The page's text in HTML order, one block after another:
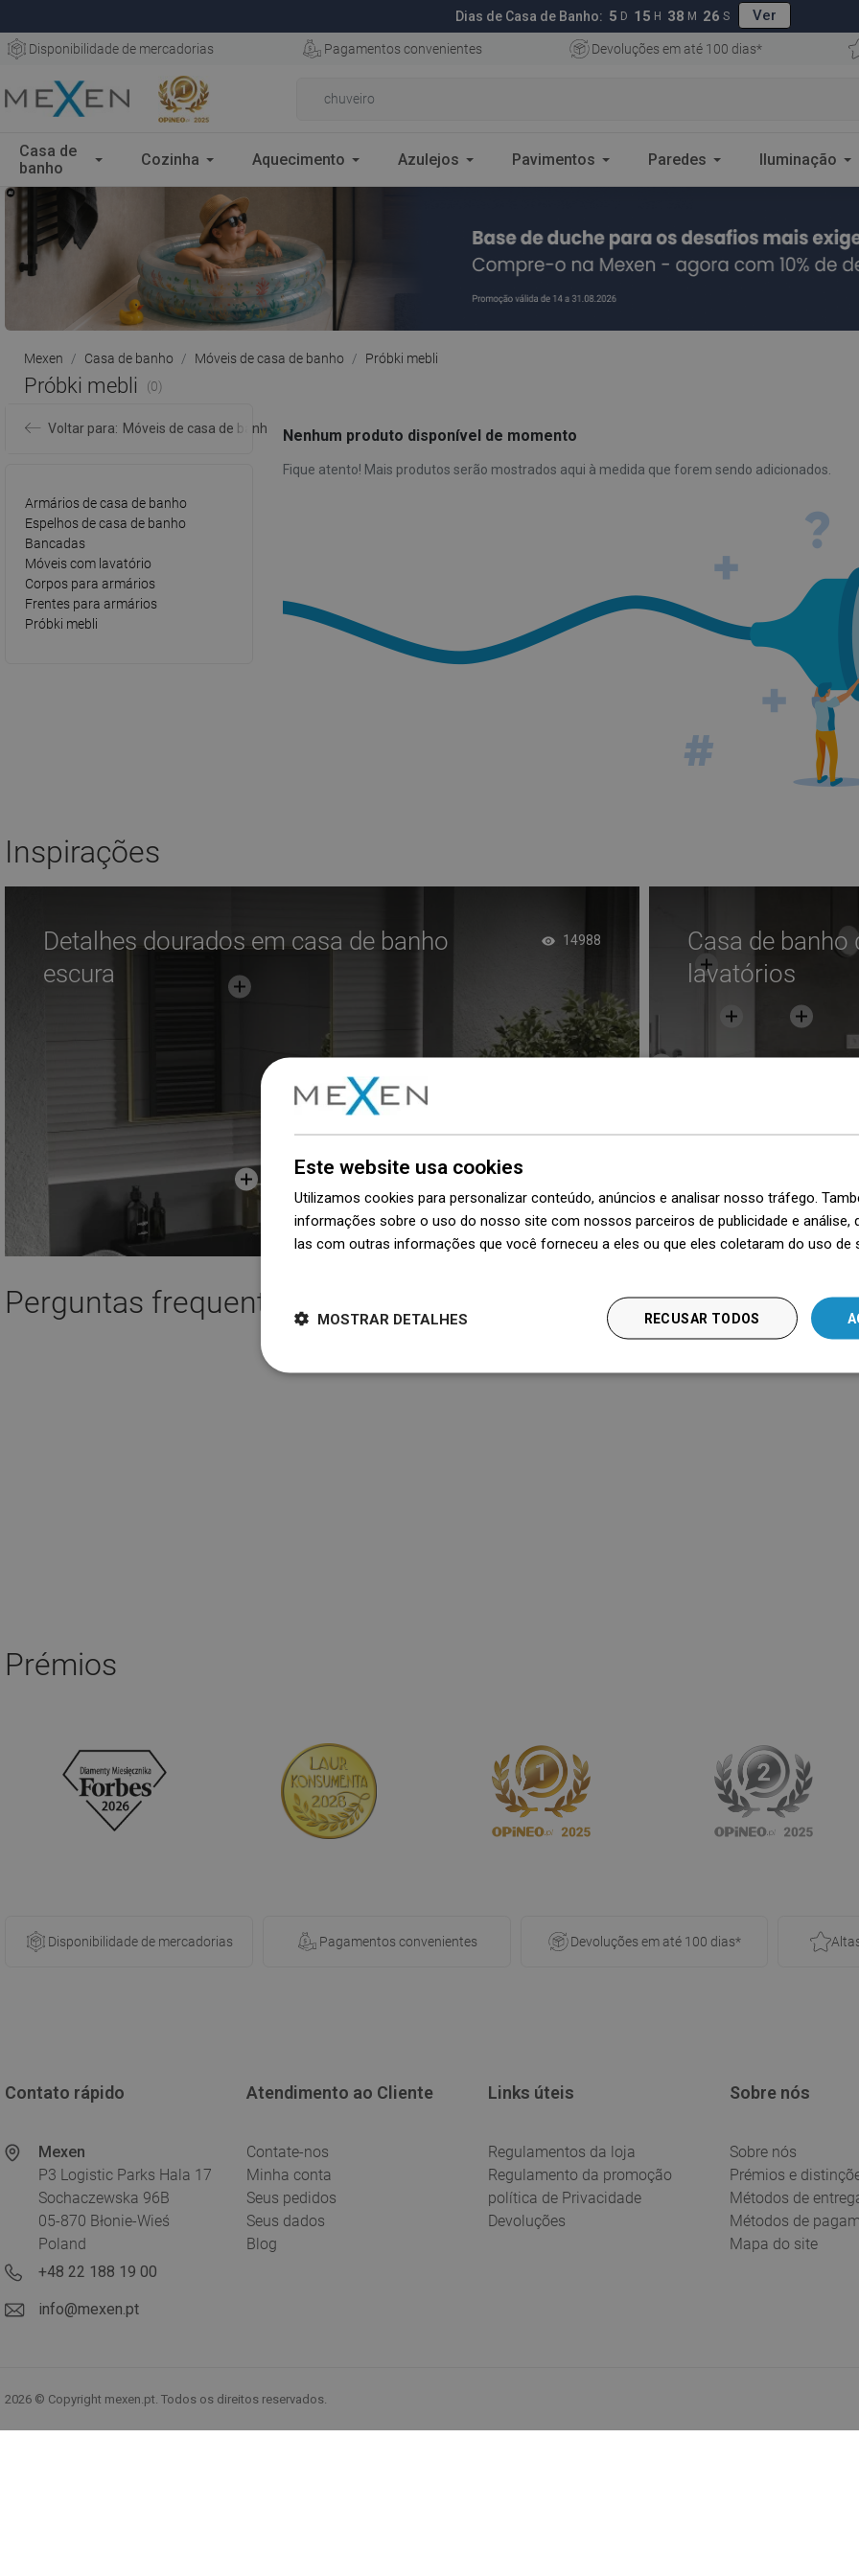
Dias de Casa de Banho: 5 D 15 H 38 M 25 S Ver
Disponibilidade de mercadorias Pagamentos convenientes Devoluções em até 100 dias*
Casa de
banho
Cozinha Aquecimento Azulejos Pavimentos Paredes Iluminação
Mexen Casa de banho Móveis de casa de banho Próbki mebli
Próbki mebli (0)
Armários de casa de banho
Espelhos de casa de banho
Bancadas
Móveis com lavatório
Corpos para armários
Frentes para armários
Próbki mebli
Voltar para: Móveis de casa de banho Nenhum produto disponível de momento
Fique atento! Mais produtos serão mostrados aqui à medida que forem sendo adicionados.
Inspirações
Detalhes dourados em casa de banho
escura
14988
Casa de
lavatórios
Perguntas frequentes
Prémios
Disponibilidade de mercadorias Pagamentos convenientes Devoluções em até 100 dias*
Contato rápido
Mexen
P3 Logistic Parks Hala 17
Sochaczewska 96B
05-870 Błonie-Wieś
Poland
+48 22 188 19 00
info@mexen.pt
Atendimento ao Cliente
Contate-nos
Minha conta
Seus pedidos
Seus dados
Blog
Links úteis
Regulamentos da loja
Regulamento da promoção
política de Privacidade
Devoluções
Sobre nós
Sobre nós
Prémios e
Métodos de
Métodos de
Mapa do site
2026 © Copyright mexen.pt. Todos os direitos reservados.
Este website usa cookies
Utilizamos cookies para personalizar conteúdo, anúncios e analisar nosso tráfego.
informações sobre o uso do nosso site com nossos parceiros de publicidade e análise,
las com outras informações que você forneceu a eles ou que eles coletaram do uso de
RECUSAR TODOS
MOSTRAR DETALHES